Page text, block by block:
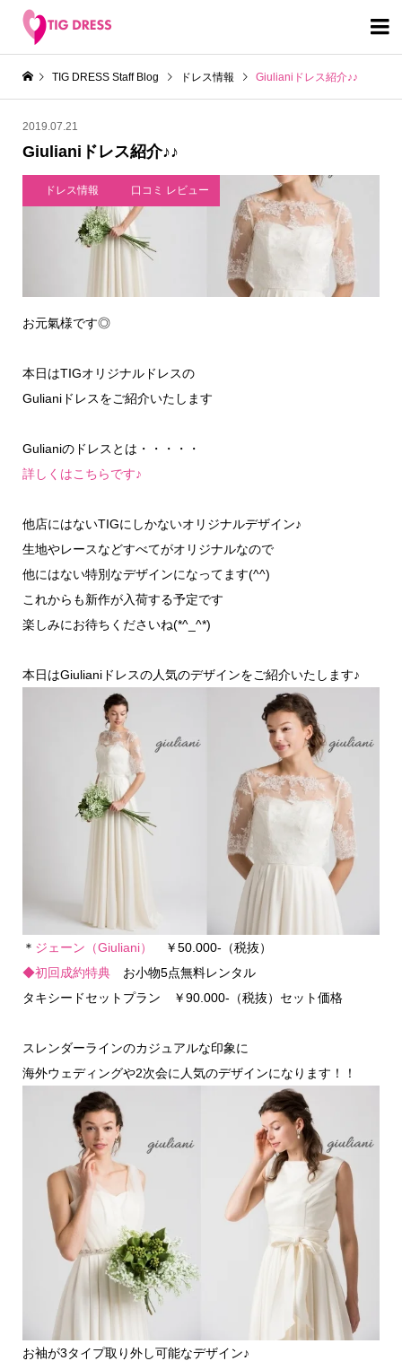

TIG DRESS Staff Blog ドレス情報 Giulianiドレス紹介♪♪
2019.07.21
Giulianiドレス紹介♪♪
ドレス情報 口コミ レビュー
お元氣様です◎
本日はTIGオリジナルドレスの
Gulianiドレスをご紹介いたします
Gulianiのドレスとは・・・・・
詳しくはこちらです♪
他店にはないTIGにしかないオリジナルデザイン♪
生地やレースなどすべてがオリジナルなので
他にはない特別なデザインになってます(^^)
これからも新作が入荷する予定です
楽しみにお待ちくださいね(*^_^*)
本日はGiulianiドレスの人気のデザインをご紹介いたします♪
＊ ジェーン（Giuliani）
￥50.000-（税抜）
◆初回成約特典お小物5点無料レンタル
タキシードセットプラン ￥90.000-（税抜）セット価格
スレンダーラインのカジュアルな印象に
海外ウェディングや2次会に人気のデザインになります！！
お袖が3タイプ取り外し可能なデザイン♪